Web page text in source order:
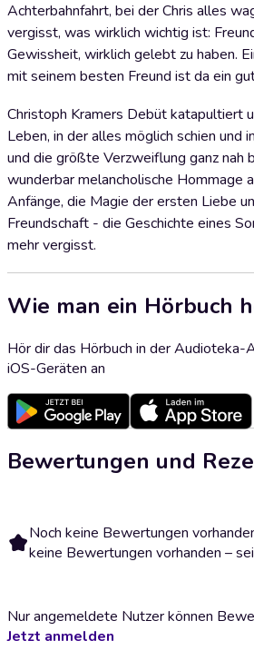
Achterbahnfahrt, bei der Chris alles
vergisst, was wirklich wichtig ist:
Gewissheit, wirklich gelebt zu haben.
mit seinem besten Freund ist da ein
Christoph Kramers Debüt katapultiert
Leben, in der alles möglich schien und
und die größte Verzweiflung ganz nah
wunderbar melancholische Hommage
Anfänge, die Magie der ersten Liebe
Freundschaft - die Geschichte eines
mehr vergisst.
Wie man ein Hörbuch
Hör dir das Hörbuch in der Audioteka-
iOS-Geräten an
Bewertungen und
Noch keine Bewertungen
keine Bewertungen vorhanden –
Nur angemeldete Nutzer können
Jetzt anmelden